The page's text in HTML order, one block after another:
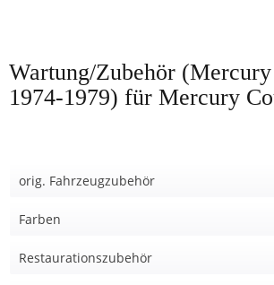
Wartung/Zubehör
1974-1979) für Mercury
orig. Fahrzeugzubehör
Farben
Restaurationszubehör